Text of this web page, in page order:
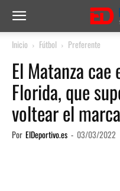
Inicio Fútbol Preferente
El Matanza cae
Florida, que
voltear el
Por ElDeportivo.es - 03/03/2022